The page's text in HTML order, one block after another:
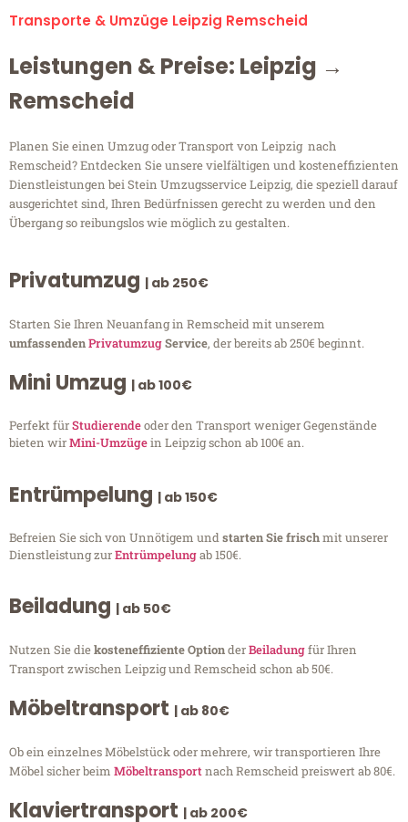
Transporte & Umzüge Leipzig Remscheid
Leistungen & Preise: Leipzig →
Remscheid
Planen Sie einen Umzug oder Transport von Leipzig nach
Remscheid? Entdecken Sie unsere vielfältigen und kosteneffizienten
Dienstleistungen bei Stein Umzugsservice Leipzig, die speziell darauf
ausgerichtet sind, Ihren Bedürfnissen gerecht zu werden und den
Übergang so reibungslos wie möglich zu gestalten.
Privatumzug | ab 250€
Starten Sie Ihren Neuanfang in Remscheid mit unserem
umfassendenPrivatumzugService, der bereits ab 250€ beginnt.
Mini Umzug | ab 100€
Perfekt fürStudierendeoder den Transport weniger Gegenstände
bieten wirMini-Umzügein Leipzig schon ab 100€ an.
Entrümpelung | ab 150€
Befreien Sie sich von Unnötigem undstarten Sie frischmit unserer
Dienstleistung zurEntrümpelungab 150€.
Beiladung | ab 50€
Nutzen Sie diekosteneffiziente OptionderBeiladungfür Ihren
Transport zwischen Leipzig und Remscheid schon ab 50€.
Möbeltransport | ab 80€
Ob ein einzelnes Möbelstück oder mehrere, wir transportieren Ihre
Möbel sicher beim Möbeltransportnach Remscheid preiswert ab 80€.
Klaviertransport | ab 200€